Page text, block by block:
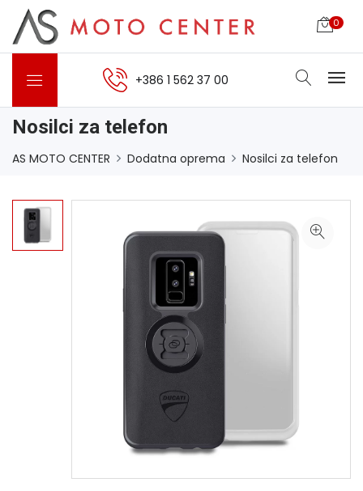
0
+386 1 562 37 00
Nosilci za telefon
AS MOTO CENTER Dodatna oprema Nosilci za telefon